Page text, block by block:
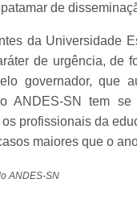
de
da Universidade
de urgência, de
governador, que
ANDES-SN tem
profissionais da
maiores que o
ANDES-SN